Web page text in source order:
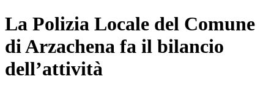
La Polizia Locale del Comune
di Arzachena fa il bilancio
dell’attività